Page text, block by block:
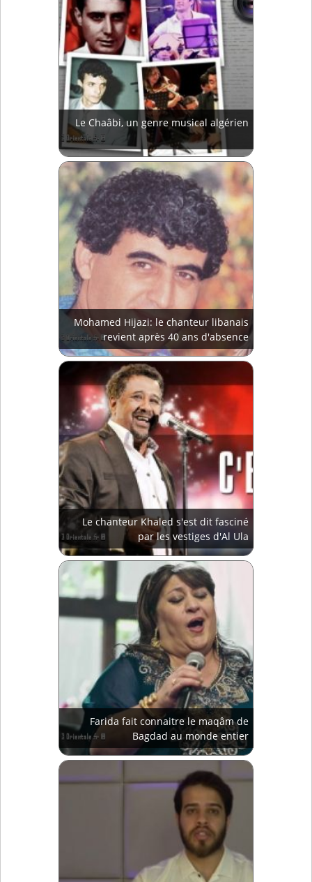
Le Chaâbi, un genre musical algérien
Mohamed Hijazi: le chanteur libanais
revient après 40 ans d'absence
Le chanteur Khaled s'est dit fasciné
par les vestiges d'Al Ula
Farida fait connaitre le maqâm de
Bagdad au monde entier